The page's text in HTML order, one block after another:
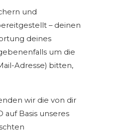
und
– deinen
deines
um die
Adresse) bitten,
wir die von dir
Basis unseres